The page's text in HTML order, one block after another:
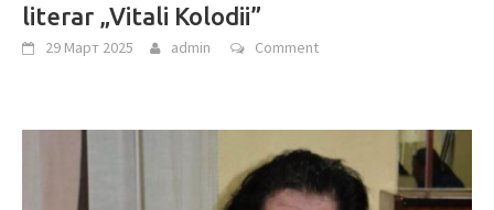
literar „Vitali Kolodii”
29 Март 2025 admin Comment